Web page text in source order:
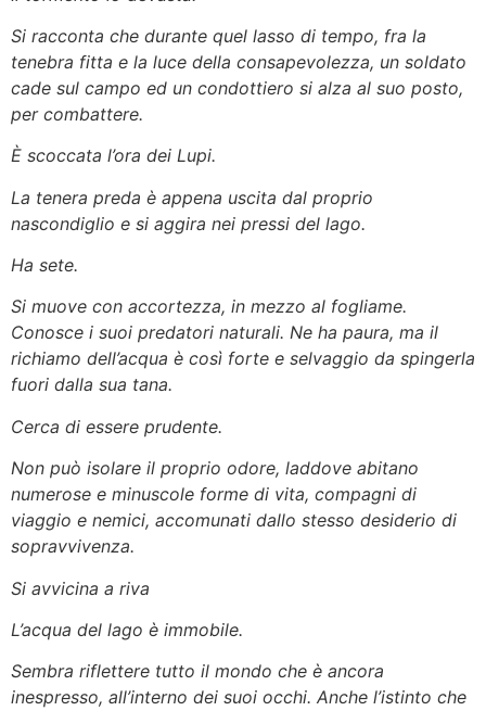
Si racconta che durante quel lasso di tempo, fra la
tenebra fitta e la luce della consapevolezza, un soldato
cade sul campo ed un condottiero si alza al suo posto,
per combattere.
È scoccata l’ora dei Lupi.
La tenera preda è appena uscita dal proprio
nascondiglio e si aggira nei pressi del lago.
Ha sete.
Si muove con accortezza, in mezzo al fogliame.
Conosce i suoi predatori naturali. Ne ha paura, ma il
richiamo dell’acqua è così forte e selvaggio da spingerla
fuori dalla sua tana.
Cerca di essere prudente.
Non può isolare il proprio odore, laddove abitano
numerose e minuscole forme di vita, compagni di
viaggio e nemici, accomunati dallo stesso desiderio di
sopravvivenza.
Si avvicina a riva
L’acqua del lago è immobile.
Sembra riflettere tutto il mondo che è ancora
inespresso, all’interno dei suoi occhi. Anche l’istinto che